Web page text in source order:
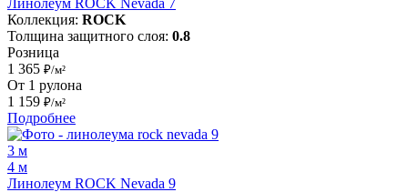
Коллекция: ROCK
Толщина защитного слоя: 0.8
Розница
1 365 ₽/м²
От 1 рулона
1 159 ₽/м²
Подробнее
3 м
4 м
Линолеум ROCK Nevada 9